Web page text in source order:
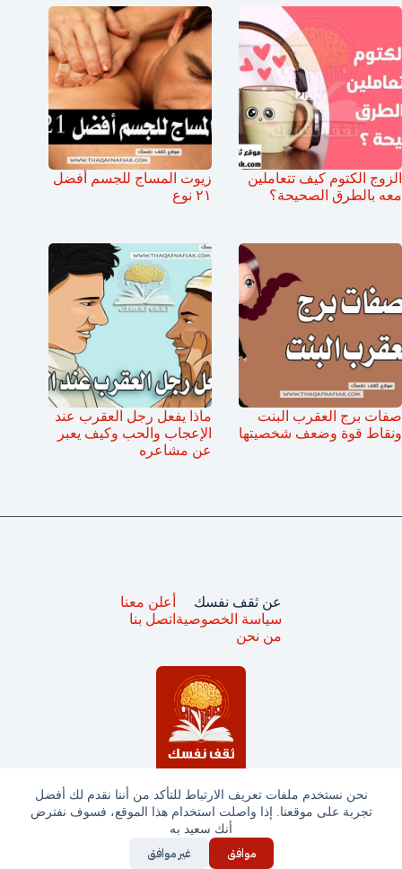
نحن نستخدم ملفات تعريف الارتباط للتأكد من أننا نقدم لك أفضل
تجربة على موقعنا. إذا واصلت استخدام هذا الموقع، فسوف نفترض
أنك سعيد به
موافق غير موافق
الزوج الكتوم كيف تتعاملين
معه بالطرق الصحيحة؟
زيوت المساج للجسم أفضل
٢١ نوع
صفات برج العقرب البنت
ونقاط قوة وضعف شخصيتها
ماذا يفعل رجل العقرب عند
الإعجاب والحب وكيف يعبر
عن مشاعره
جميع الحقوق محفوظة © ثقف نفسك 2025
عن ثقف نفسك
سياسة الخصوصية
من نحن
أعلن معنا
اتصل بنا